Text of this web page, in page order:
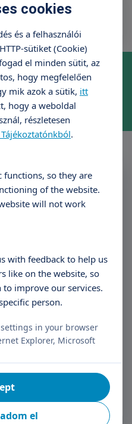
néhány kattintással!
booking
Triton
my personal data
cookies
és a felhasználói
sütiket (Cookie)
el minden sütit, az
hogy megfelelően
mik azok a sütik, itt
hogy a weboldal
részletesen
.
functions, so they are
of the website.
will not work
with feedback to help us
like on the website, so
improve our services.
person.
in your browser
Explorer, Microsoft
el